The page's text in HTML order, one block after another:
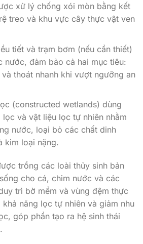
xử lý chống xói mòn bằng kết
treo và khu vực cây thực vật ven
tiết và trạm bơm (nếu cần thiết)
nước, đảm bảo cả hai mục tiêu:
thoát nhanh khi vượt ngưỡng an
(constructed wetlands) dùng
lọc và vật liệu lọc tự nhiên nhằm
nước, loại bỏ các chất dinh
kim loại nặng.
trồng các loài thủy sinh bản
cho cá, chim nước và các
trì bờ mềm và vùng đệm thực
năng lọc tự nhiên và giảm nhu
góp phần tạo ra hệ sinh thái